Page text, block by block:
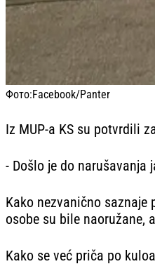
Фото:Facebook/Panter
Iz MUP-a KS su potvrdili
- Došlo je do narušavanja
Kako nezvanično saznaje
osobe su bile naoružane,
Kako se već priča po